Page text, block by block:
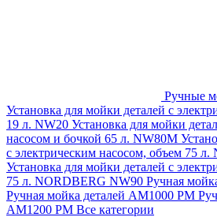
Ручные
Установка для мойки деталей с
19 л. NW20 Установка для мойки
насосом и бочкой 65 л. NW80M
с электрическим насосом, объем 75
Установка для мойки деталей с
75 л. NORDBERG NW90 Ручная
Ручная мойка деталей АМ1000 РМ
АМ1200 РМ Все категории